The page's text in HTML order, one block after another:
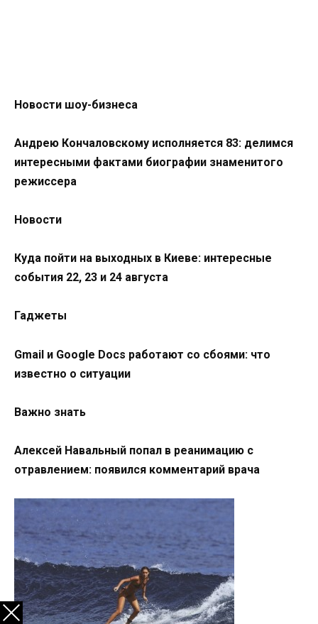
Новости шоу-бизнеса
Андрею Кончаловскому исполняется 83: делимся
интересными фактами биографии знаменитого
режиссера
Новости
Куда пойти на выходных в Киеве: интересные
события 22, 23 и 24 августа
Гаджеты
Gmail и Google Docs работают со сбоями: что
известно о ситуации
Важно знать
Алексей Навальный попал в реанимацию с
отравлением: появился комментарий врача